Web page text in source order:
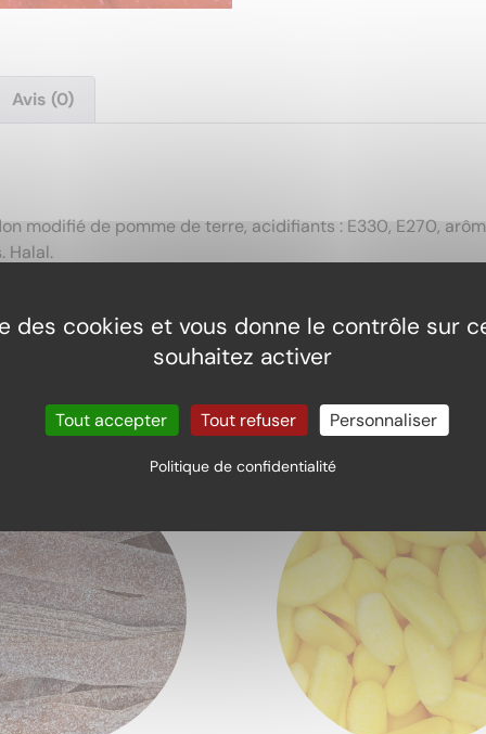
Avis (0)
modifié de pomme de terre, acidifiants : E330, E270,
Halal.
graisses 0.01g, dont saturés 0.00g, glucides
des cookies et vous donne le contrôle sur
souhaitez activer
Tout accepter Tout refuser Personnaliser
Politique de confidentialité